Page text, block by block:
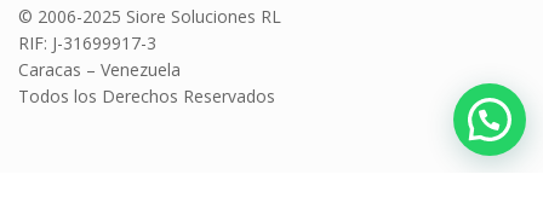
© 2006-2025 Siore Soluciones RL
RIF: J-31699917-3
Caracas – Venezuela
Todos los Derechos Reservados